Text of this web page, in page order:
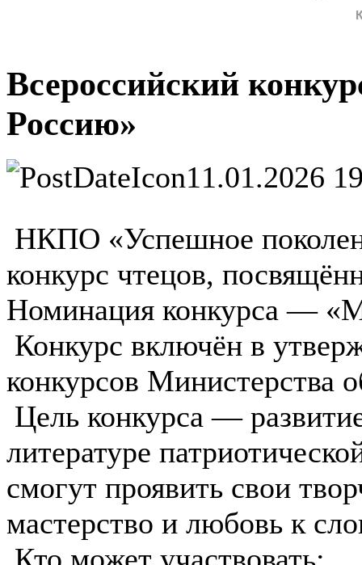
Всероссийский
Россию»
11.01.2026
НКПО «Успешное
конкурс чтецов,
Номинация конкурса —
Конкурс включён в
конкурсов Министерства
Цель конкурса —
литературе
смогут проявить свои
мастерство и любовь к